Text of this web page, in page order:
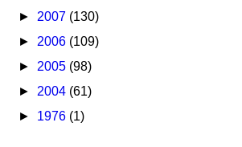
► 2007 (130)
► 2006 (109)
► 2005 (98)
► 2004 (61)
► 1976 (1)